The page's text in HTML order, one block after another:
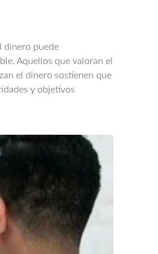
dinero puede
Aquellos que valoran el
el dinero sostienen que
y objetivos